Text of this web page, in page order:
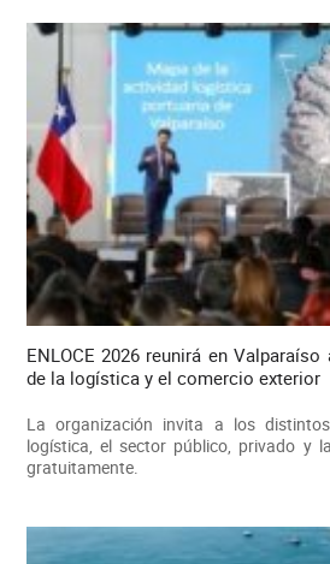
ENLOCE 2026 reunirá en
de la logística y el comercio exterior
La organización invita a los
logística, el sector público, privado y
gratuitamente.